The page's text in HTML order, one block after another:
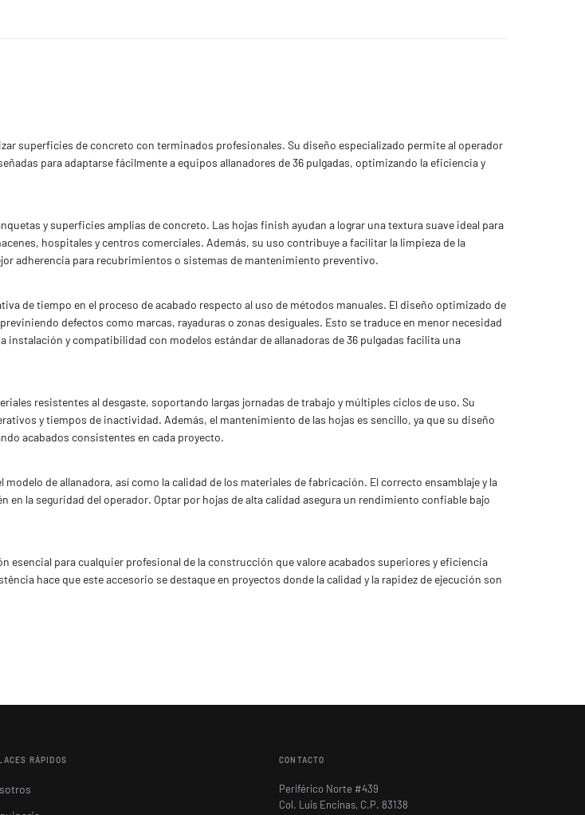
superficies de concreto con terminados profesionales. Su diseño especializado permite al operador
para adaptarse fácilmente a equipos allanadores de 36 pulgadas, optimizando la eficiencia y
y superficies amplias de concreto. Las hojas finish ayudan a lograr una textura suave ideal para
hospitales y centros comerciales. Además, su uso contribuye a facilitar la limpieza de la
adherencia para recubrimientos o sistemas de mantenimiento preventivo.
de tiempo en el proceso de acabado respecto al uso de métodos manuales. El diseño optimizado de
defectos como marcas, rayaduras o zonas desiguales. Esto se traduce en menor necesidad
y compatibilidad con modelos estándar de allanadoras de 36 pulgadas facilita una
resistentes al desgaste, soportando largas jornadas de trabajo y múltiples ciclos de uso. Su
y tiempos de inactividad. Además, el mantenimiento de las hojas es sencillo, ya que su diseño
acabados consistentes en cada proyecto.
de allanadora, así como la calidad de los materiales de fabricación. El correcto ensamblaje y la
la seguridad del operador. Optar por hojas de alta calidad asegura un rendimiento confiable bajo
esencial para cualquier profesional de la construcción que valore acabados superiores y eficiencia
hace que este accesorio se destaque en proyectos donde la calidad y la rapidez de ejecución son
RÁPIDOS CONTACTO
Periférico Norte #439
Col. Luis Encinas, C.P. 83138